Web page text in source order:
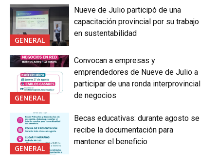
GENERAL
Nueve de Julio participó de una
capacitación provincial por su trabajo
en sustentabilidad
GENERAL
Convocan a empresas y
emprendedores de Nueve de Julio a
participar de una ronda interprovincial
de negocios
GENERAL
Becas educativas: durante agosto se
recibe la documentación para
mantener el beneficio